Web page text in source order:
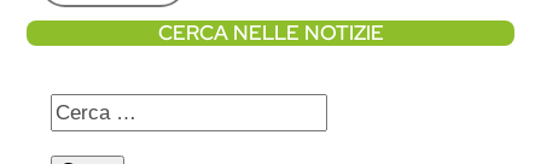
CERCA NELLE NOTIZIE